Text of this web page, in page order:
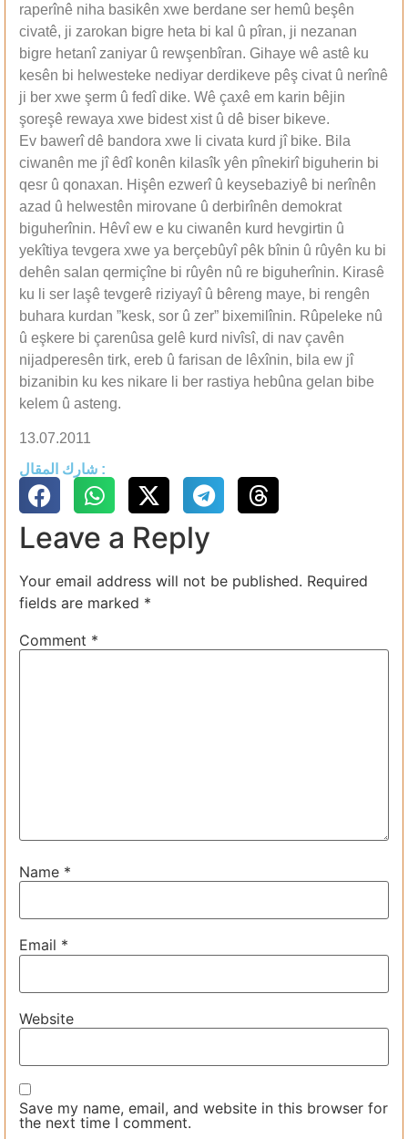
raperînê niha basikên xwe berdane ser hemû beşên
civatê, ji zarokan bigre heta bi kal û pîran, ji nezanan
bigre hetanî zaniyar û rewşenbîran. Gihaye wê astê ku
kesên bi helwesteke nediyar derdikeve pêş civat û nerînê
ji ber xwe şerm û fedî dike. Wê çaxê em karin bêjin
şoreşê rewaya xwe bidest xist û dê biser bikeve.
Ev bawerî dê bandora xwe li civata kurd jî bike. Bila
ciwanên me jî êdî konên kilasîk yên pînekirî biguherin bi
qesr û qonaxan. Hişên ezwerî û keysebaziyê bi nerînên
azad û helwestên mirovane û derbirînên demokrat
biguherînin. Hêvî ew e ku ciwanên kurd hevgirtin û
yekîtiya tevgera xwe ya berçebûyî pêk bînin û rûyên ku bi
dehên salan qermiçîne bi rûyên nû re biguherînin. Kirasê
ku li ser laşê tevgerê riziyayî û bêreng maye, bi rengên
buhara kurdan ”kesk, sor û zer” bixemilînin. Rûpeleke nû
û eşkere bi çarenûsa gelê kurd nivîsî, di nav çavên
nijadperesên tirk, ereb û farisan de lêxînin, bila ew jî
bizanibin ku kes nikare li ber rastiya hebûna gelan bibe
kelem û asteng.
13.07.2011
شارك المقال :
Leave a Reply
Your email address will not be published. Required
fields are marked *
Comment *
Name *
Email *
Website
Save my name, email, and website in this browser for
the next time I comment.